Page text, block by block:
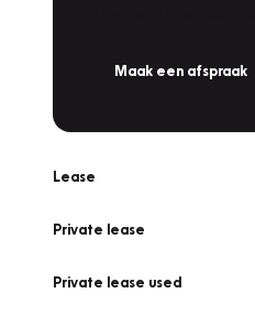
Maak een afspraak
Lease
Private lease
Private lease used